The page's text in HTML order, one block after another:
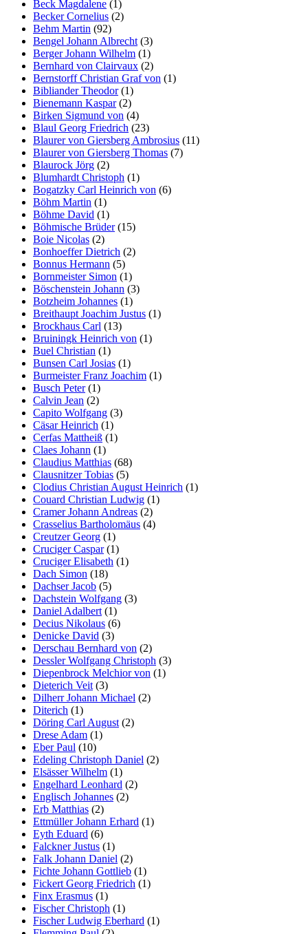
Beck Magdalene (1)
Becker Cornelius (2)
Behm Martin (92)
Bengel Johann Albrecht (3)
Berger Johann Wilhelm (1)
Bernhard von Clairvaux (2)
Bernstorff Christian Graf von (1)
Bibliander Theodor(1)
Bienemann Kaspar(2)
Birken Sigmund von (4)
Blaul Georg Friedrich (23)
Blaurer von Giersberg Ambrosius (11)
Blaurer von Giersberg Thomas (7)
Blaurock Jörg (2)
Blumhardt Christoph (1)
Bogatzky Carl Heinrich von (6)
Böhm Martin (1)
Böhme David (1)
Böhmische Brüder(15)
Boie Nicolas (2)
Bonhoeffer Dietrich (2)
Bonnus Hermann (5)
Bornmeister Simon (1)
Böschenstein Johann (3)
Botzheim Johannes (1)
Breithaupt Joachim Justus (1)
Brockhaus Carl (13)
Bruiningk Heinrich von (1)
Buel Christian (1)
Bunsen Carl Josias (1)
Burmeister Franz Joachim (1)
Busch Peter(1)
Calvin Jean (2)
Capito Wolfgang (3)
Cäsar Heinrich (1)
Cerfas Mattheiß (1)
Claes Johann (1)
Claudius Matthias (68)
Clausnitzer Tobias (5)
Clodius Christian August Heinrich (1)
Couard Christian Ludwig (1)
Cramer Johann Andreas (2)
Crasselius Bartholomäus (4)
Creutzer Georg (1)
Cruciger Caspar(1)
Cruciger Elisabeth (1)
Dach Simon (18)
Dachser Jacob (5)
Dachstein Wolfgang (3)
Daniel Adalbert (1)
Decius Nikolaus (6)
Denicke David (3)
Derschau Bernhard von (2)
Dessler Wolfgang Christoph (3)
Diepenbrock Melchior von (1)
Dieterich Veit (3)
Dilherr Johann Michael (2)
Diterich (1)
Döring Carl August (2)
Drese Adam (1)
Eber Paul (10)
Edeling Christoph Daniel (2)
Elsässer Wilhelm (1)
Engelhard Leonhard (2)
Englisch Johannes (2)
Erb Matthias (2)
Ettmüller Johann Erhard (1)
Eyth Eduard (6)
Falckner Justus (1)
Falk Johann Daniel (2)
Fichte Johann Gottlieb (1)
Fickert Georg Friedrich (1)
Finx Erasmus (1)
Fischer Christoph (1)
Fischer Ludwig Eberhard (1)